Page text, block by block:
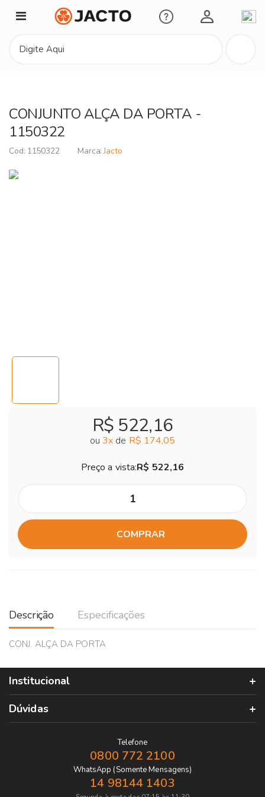
Minha Conta
CONJUNTO ALÇA DA PORTA -
1150322
1150322 Jacto
R$ 522,16
ou 3x de R$ 174,05
Preço a vista:R$ 522,16
COMPRAR
Descrição Especificações
CONJ. ALÇA DA PORTA
Institucional
Dúvidas
Telefone
0800 772 2100
WhatsApp (Somente Mensagens)
14 98144 1403